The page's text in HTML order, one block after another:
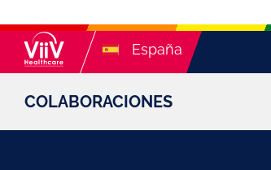
España
COLABORACIONES